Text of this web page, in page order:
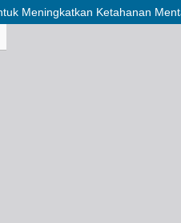
Meningkatkan Ketahanan